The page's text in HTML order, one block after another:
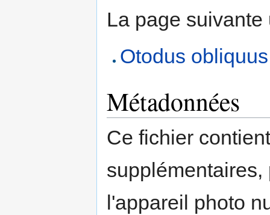
La page
Otodus
Métadonnées
Ce fichier
l'appareil photo